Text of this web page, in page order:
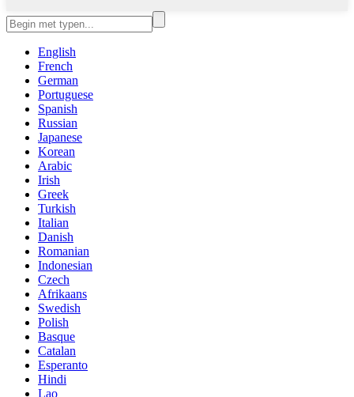
English
French
German
Portuguese
Spanish
Russian
Japanese
Korean
Arabic
Irish
Greek
Turkish
Italian
Danish
Romanian
Indonesian
Czech
Afrikaans
Swedish
Polish
Basque
Catalan
Esperanto
Hindi
Lao